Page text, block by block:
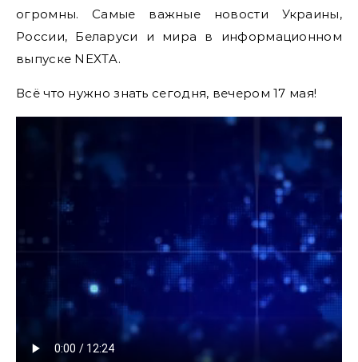
огромны. Самые важные новости Украины,
России, Беларуси и мира в информационном
выпуске NEXTA.
Всё что нужно знать сегодня, вечером 17 мая!